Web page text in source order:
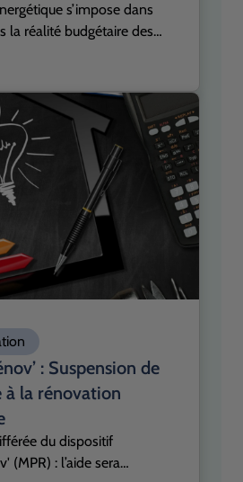
s’impose dans
la réalité budgétaire des
sous forte contrainte.
que la pression sur les
s’intensifie, les
du secteur révèlent
en plus visible entre la
et la capacité réelle
: Suspension de
à la rénovation
du dispositif
(MPR) : l’aide sera